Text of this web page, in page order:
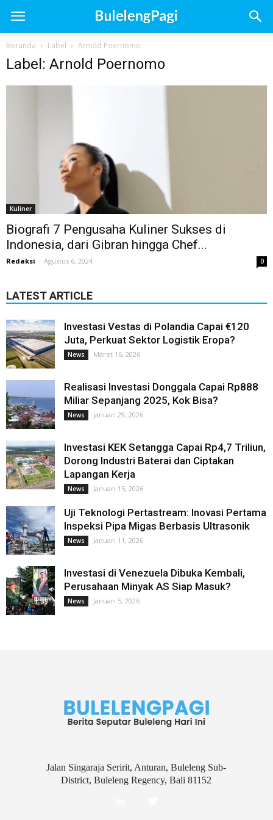
Beranda Label Arnold Poernomo
Label: Arnold Poernomo
Kuliner
Biografi 7 Pengusaha Kuliner Sukses di
Indonesia, dari Gibran hingga Chef...
Redaksi - Agustus 6, 2024 0
LATEST ARTICLE
Investasi Vestas di Polandia Capai €120
Juta, Perkuat Sektor Logistik Eropa?
News Maret 16, 2026
Realisasi Investasi Donggala Capai Rp888
Miliar Sepanjang 2025, Kok Bisa?
News Januari 29, 2026
Investasi KEK Setangga Capai Rp4,7 Triliun,
Dorong Industri Baterai dan Ciptakan
Lapangan Kerja
News Januari 15, 2026
Uji Teknologi Pertastream: Inovasi Pertama
Inspeksi Pipa Migas Berbasis Ultrasonik
News Januari 11, 2026
Investasi di Venezuela Dibuka Kembali,
Perusahaan Minyak AS Siap Masuk?
News Januari 5, 2026
Jalan Singaraja Seririt, Anturan, Buleleng Sub-
District, Buleleng Regency, Bali 81152